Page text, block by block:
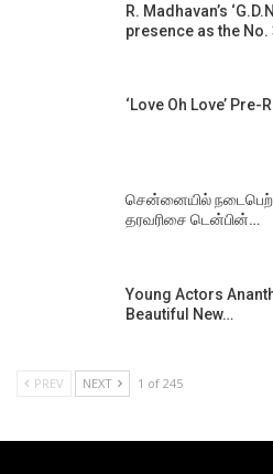
R. Madhavan’s
presence as the
‘Love Oh Love’ Pre-
சென்னையில் நடைபெற்ற
தரவரிசை டென்பின்…
Young Actors
Beautiful New…
PREV NEXT 1 of 245